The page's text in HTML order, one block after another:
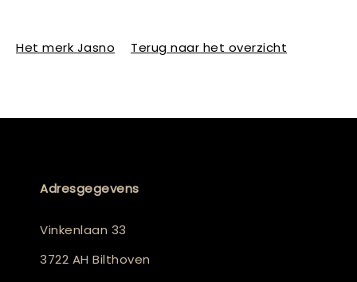
Het merk Jasno Terug naar het overzicht
Adresgegevens
Vinkenlaan 33
3722 AH Bilthoven